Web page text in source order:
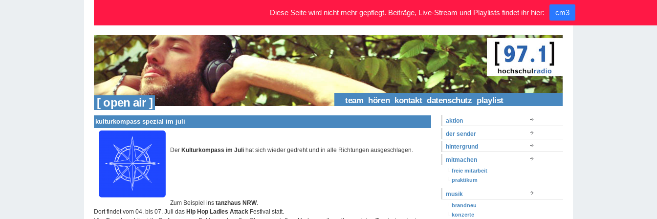
[ open air ] team hören kontakt datenschutz playlist
kulturkompass spezial im juli
Der Kulturkompass im Juli hat sich wieder gedreht und in alle Richtungen ausgeschlagen.
Zum Beispiel ins tanzhaus NRW.
Dort findet vom 04. bis 07. Juli das Hip Hop Ladies Attack Festival statt.
aktion
der sender
hintergrund
mitmachen
freie mitarbeit
praktikum
musik
brandneu
konzerte
Diese Seite wird nicht mehr gepflegt. Beiträge, Live-Stream und Playlists findet ihr hier: cm3